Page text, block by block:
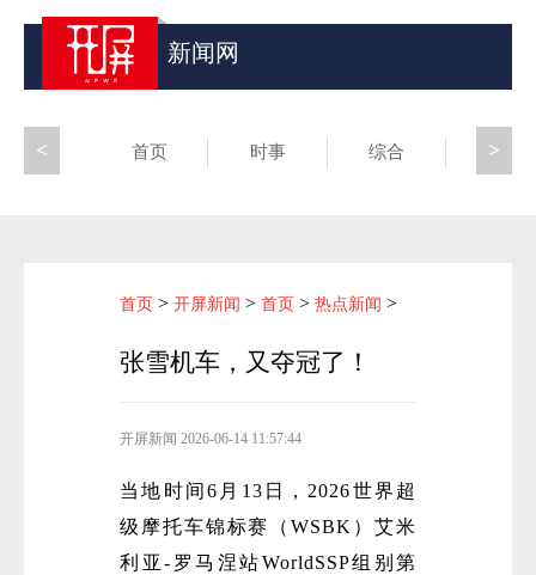
新闻网
首页 时事 综合 昆滇
>
<
首页 > 开屏新闻 > 首页 > 热点新闻 >
张雪机车，又夺冠了！
开屏新闻 2026-06-14 11:57:44
当地时间6月13日，2026世界超
级摩托车锦标赛（WSBK）艾米
利亚-罗马涅站WorldSSP组别第